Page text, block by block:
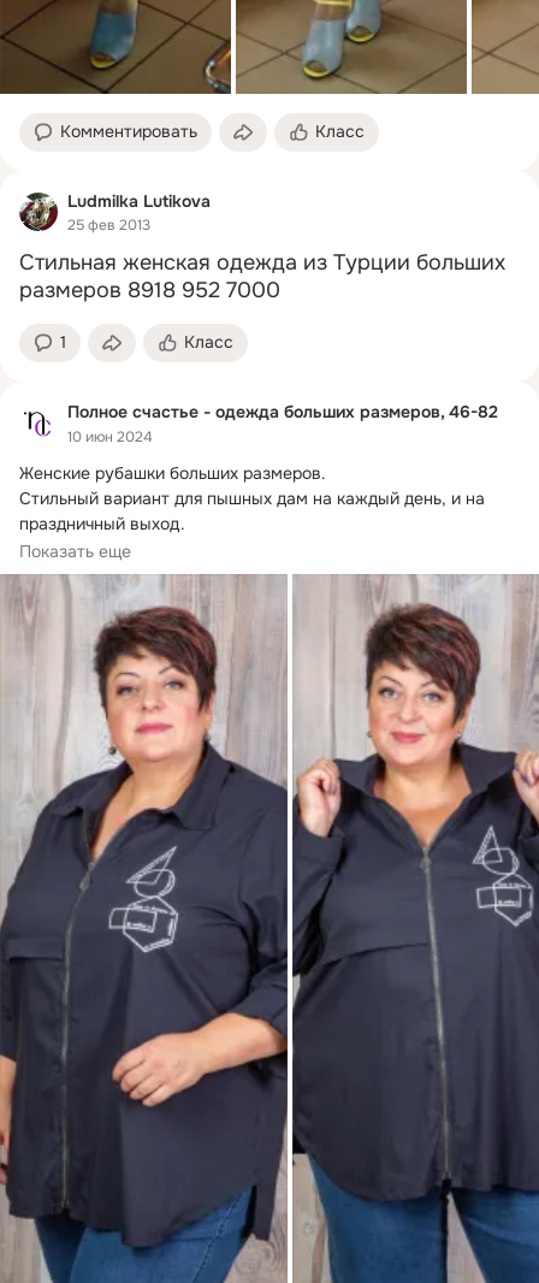
Комментировать Класс
Ludmilka Lutikova
25 фев 2013
Стильная женская одежда из Турции больших
размеров 8918 952 7000
1 Класс
Полное счастье - одежда больших размеров, 46-82
10 июн 2024
Женские рубашки больших размеров.
Стильный вариант для пышных дам на каждый день, и на
праздничный выход.
Ткань производства Турции.
Показать еще